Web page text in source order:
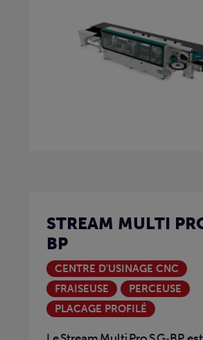
STREAM MULTI
BP
CENTRE D'USINAGE CNC
FRAISEUSE
PERCEUSE
PLACAGE PROFILÉ